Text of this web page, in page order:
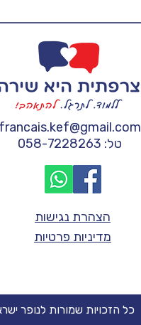
francais.kef@gmail.com
טל: 058-7228263
הצהרת נגישות
מדיניות פרטיות
כל הזכויות שמורות לנופר ישראלי